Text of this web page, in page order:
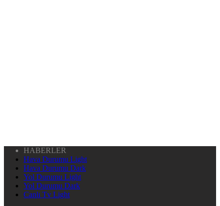
HABERLER
Hava Durumu Light
Hava Durumu Dark
Yol Durumu Light
Yol Durumu Dark
Canlı Tv Light